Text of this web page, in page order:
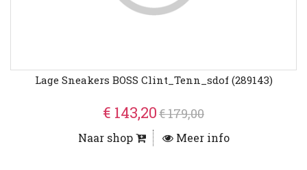
Lage Sneakers BOSS Clint_Tenn_sdof (289143)
€ 143,20€ 179,00
Naar shop Meer info